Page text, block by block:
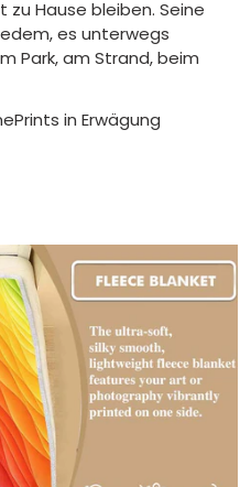
zu Hause bleiben. Seine
es unterwegs
Park, am Strand, beim
in Erwägung